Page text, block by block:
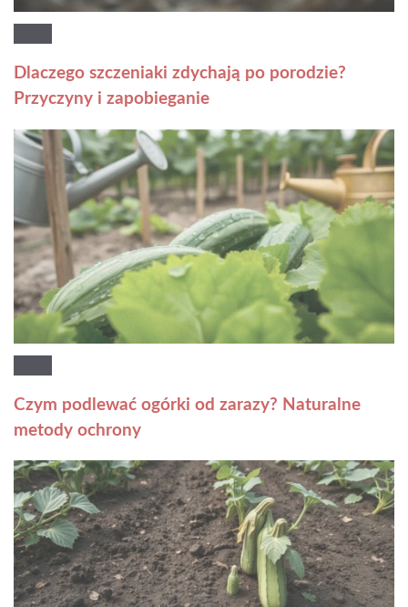
Dlaczego szczeniaki zdychają po porodzie?
Przyczyny i zapobieganie
Czym podlewać ogórki od zarazy? Naturalne
metody ochrony